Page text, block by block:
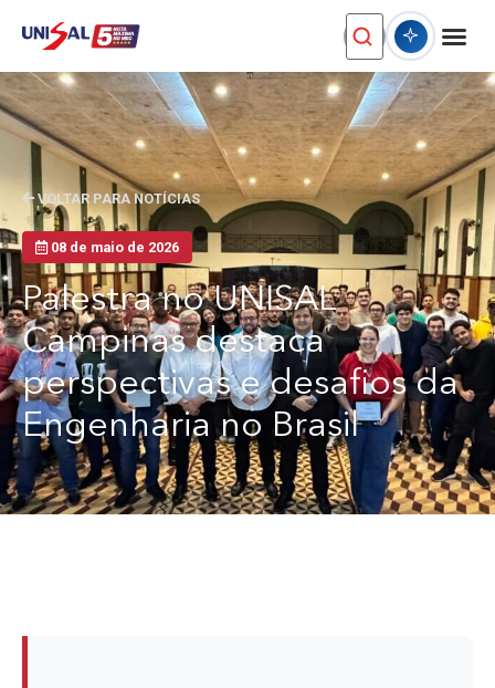
VOLTAR PARA NOTÍCIAS
08 de maio de 2026
Palestra no UNISAL
Campinas destaca
perspectivas e desafios da
Engenharia no Brasil